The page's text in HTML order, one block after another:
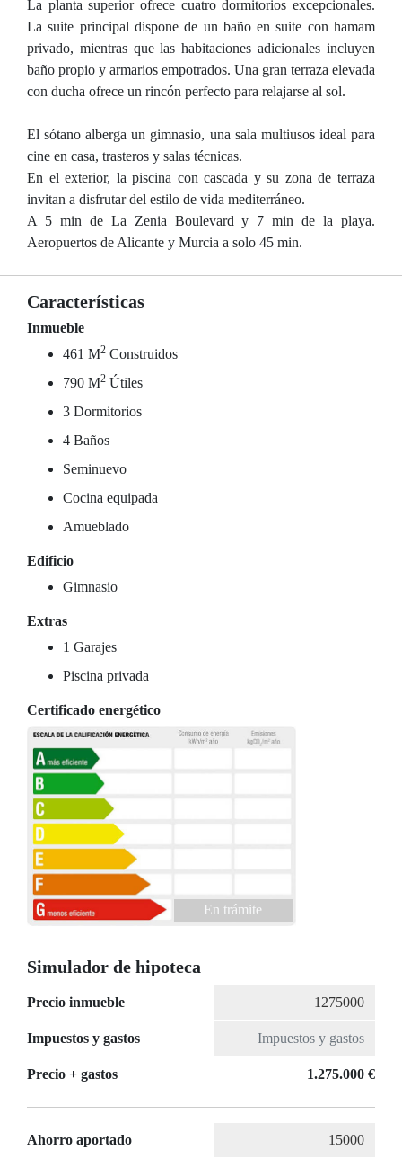
La planta superior ofrece cuatro dormitorios excepcionales.
La suite principal dispone de un baño en suite con hamam
privado, mientras que las habitaciones adicionales incluyen
baño propio y armarios empotrados. Una gran terraza elevada
con ducha ofrece un rincón perfecto para relajarse al sol.
El sótano alberga un gimnasio, una sala multiusos ideal para
cine en casa, trasteros y salas técnicas.
En el exterior, la piscina con cascada y su zona de terraza
invitan a disfrutar del estilo de vida mediterráneo.
A 5 min de La Zenia Boulevard y 7 min de la playa.
Aeropuertos de Alicante y Murcia a solo 45 min.
Características
Inmueble
461 M2 Construidos
790 M2 Útiles
3 Dormitorios
4 Baños
Seminuevo
Cocina equipada
Amueblado
Edificio
Gimnasio
Extras
1 Garajes
Piscina privada
Certificado energético
En trámite
Simulador de hipoteca
Precio inmueble
Impuestos y gastos
Precio + gastos 1.275.000 €
Ahorro aportado